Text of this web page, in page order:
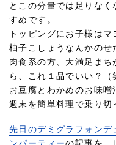
とこの分量では足りな
すめです。
トッピングにお子様は
柚子こしょうなんかの
肉食系の方、大満足ま
ら、これ１品でいい？（
お豆腐とわかめのお味
週末を簡単料理で乗り切
先日のデミグラフォンデ